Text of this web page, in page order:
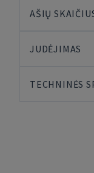
AŠIŲ
JUDĖJIMAS
TECHNINĖS